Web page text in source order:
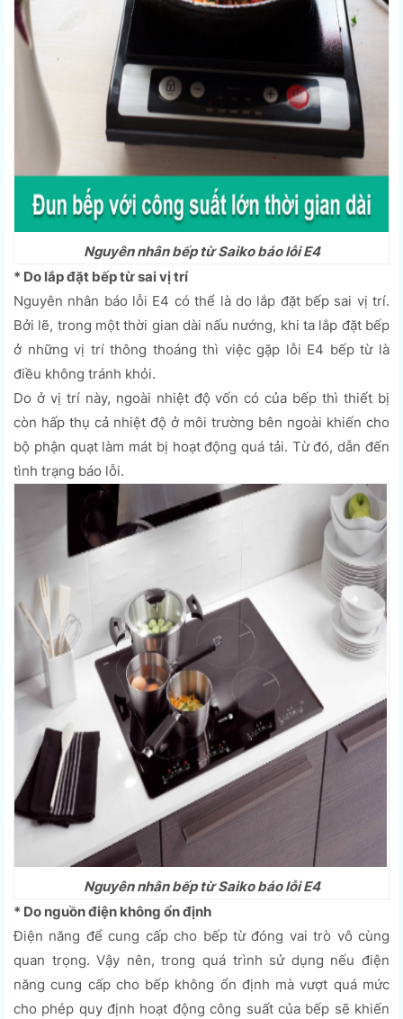
Nguyên nhân bếp từ Saiko báo lỗi E4
* Do lắp đặt bếp từ sai vị trí
Nguyên nhân báo lỗi E4 có thể là do lắp đặt bếp sai vị trí.
Bởi lẽ, trong một thời gian dài nấu nướng, khi ta lắp đặt bếp
ở những vị trí thông thoáng thì việc gặp lỗi E4 bếp từ là
điều không tránh khỏi.
Do ở vị trí này, ngoài nhiệt độ vốn có của bếp thì thiết bị
còn hấp thụ cả nhiệt độ ở môi trường bên ngoài khiến cho
bộ phận quạt làm mát bị hoạt động quá tải. Từ đó, dẫn đến
tình trạng báo lỗi.
Nguyên nhân bếp từ Saiko báo lỗi E4
* Do nguồn điện không ổn định
Điện năng để cung cấp cho bếp từ đóng vai trò vô cùng
quan trọng. Vậy nên, trong quá trình sử dụng nếu điện
năng cung cấp cho bếp không ổn định mà vượt quá mức
cho phép quy định hoạt động công suất của bếp sẽ khiến